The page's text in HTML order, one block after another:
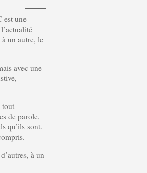
est une
un autre, le
avec une
tout
de parole,
qu’ils sont.
à un